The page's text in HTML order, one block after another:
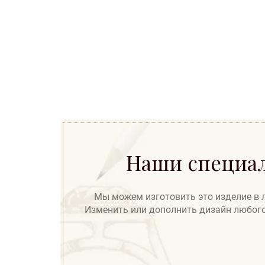
Наши
Мы можем изготовить это изделие в
Изменить или дополнить дизайн